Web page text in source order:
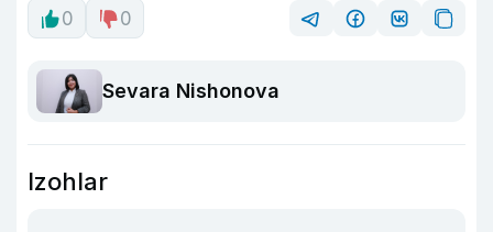
0 0
Sevara Nishonova
Izohlar